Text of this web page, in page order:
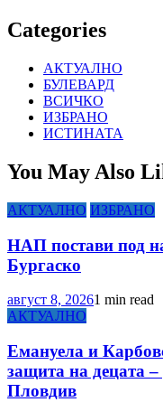
Categories
АКТУАЛНО
БУЛЕВАРД
ВСИЧКО
ИЗБРАНО
ИСТИНАТА
You May Also
АКТУАЛНО ИЗБРАНО
НАП постави под
Бургаско
август 8, 20261 min read
АКТУАЛНО
Емануела и
защита на децата
Пловдив